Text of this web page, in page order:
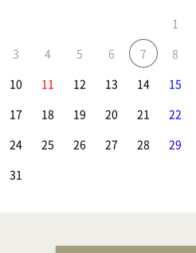
1
3
4 5 6 7 8
10
11 12 13 14 15
17
18 19 20 21 22
24
25 26 27 28 29
31